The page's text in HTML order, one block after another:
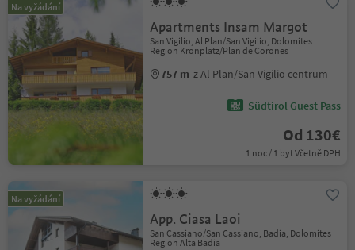
Na vyžádání
Apartments Insam Margot
San Vigilio, Al Plan/San Vigilio, Dolomites
Region Kronplatz/Plan de Corones
757 m z Al Plan/San Vigilio centrum
Südtirol Guest Pass
Od 130€
1 noc / 1 byt Včetně DPH
Na vyžádání
App. Ciasa Laoi
San Cassiano/San Cassiano, Badia, Dolomites
Region Alta Badia